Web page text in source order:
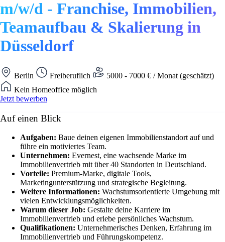
m/w/d - Franchise, Immobilien,
Teamaufbau & Skalierung in
Düsseldorf
Berlin Freiberuflich
5000 - 7000 € / Monat (geschätzt)
Kein Homeoffice möglich
Jetzt bewerben
Auf einen Blick
Aufgaben: Baue deinen eigenen Immobilienstandort auf und
führe ein motiviertes Team.
Unternehmen: Evernest, eine wachsende Marke im
Immobilienvertrieb mit über 40 Standorten in Deutschland.
Vorteile: Premium-Marke, digitale Tools,
Marketingunterstützung und strategische Begleitung.
Weitere Informationen: Wachstumsorientierte Umgebung mit
vielen Entwicklungsmöglichkeiten.
Warum dieser Job: Gestalte deine Karriere im
Immobilienvertrieb und erlebe persönliches Wachstum.
Qualifikationen: Unternehmerisches Denken, Erfahrung im
Immobilienvertrieb und Führungskompetenz.